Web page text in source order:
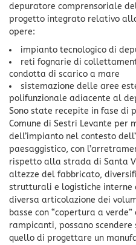
depuratore comprensoriale
progetto integrato relativo
opere:
impianto tecnologico di
reti fognarie di
condotta di scarico a mare
sistemazione delle aree
polifunzionale adiacente al
Sono state recepite in fase di
Comune di Sestri Levante per
dell’impianto nel contesto
paesaggistico, con
rispetto alla strada di Santa
altezze del fabbricato,
strutturali e logistiche interne
diversa articolazione dei
basse con “copertura a
rampicanti, possano
quello di progettare un